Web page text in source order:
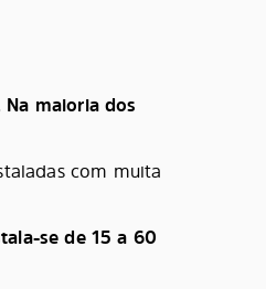
maioria dos
com muita
se de 15 a 60